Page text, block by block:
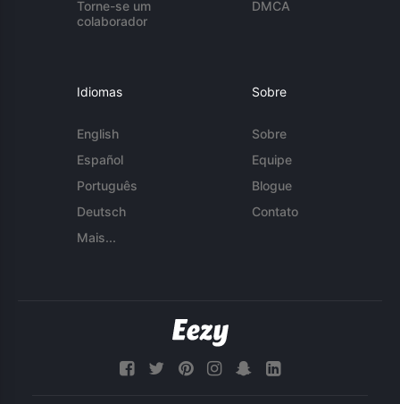
Torne-se um
colaborador
DMCA
Idiomas
English
Español
Português
Deutsch
Mais...
Sobre
Sobre
Equipe
Blogue
Contato